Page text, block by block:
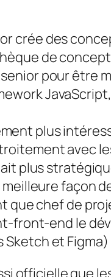
crée des
de
senior pour être
plus
avec
plus
façon
que chef de
front-end le
et Figma)
officielle que